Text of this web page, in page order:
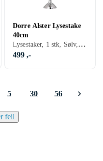
Dorre Alster Lysestake
40cm
Lysestaker, 1 stk, Sølv, Aluminium
499 ,-
5 30 56
feil